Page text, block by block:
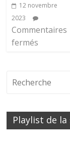
12 novembre
2023
Commentaires
fermés
Playlist de la